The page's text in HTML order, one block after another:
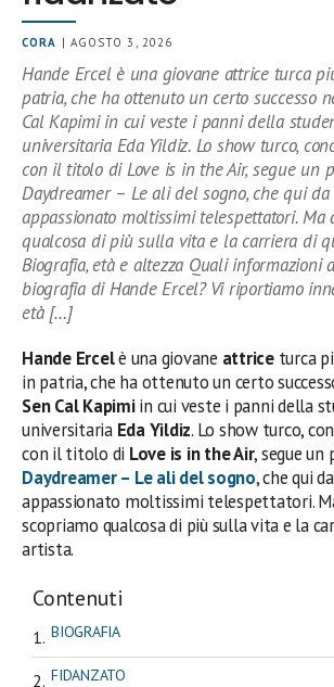
CORA | AGOSTO 3, 2026
Hande Ercel è una giovane attrice turca
patria, che ha ottenuto un certo successo
Cal Kapimi in cui veste i panni della
universitaria Eda Yildiz. Lo show turco,
con il titolo di Love is in the Air, segue un
Daydreamer – Le ali del sogno, che qui
appassionato moltissimi telespettatori. Ma
qualcosa di più sulla vita e la carriera di
Biografia, età e altezza Quali informazioni
biografia di Hande Ercel? Vi riportiamo
età […]
Hande Ercelè una giovane attriceturca
in patria, che ha ottenuto un certo
Sen Cal Kapimiin cui veste i panni della
universitaria Eda Yildiz. Lo show turco,
con il titolo di Love is in the Air, segue un
Daydreamer – Le ali del sogno, che qui
appassionato moltissimi telespettatori.
scopriamo qualcosa di più sulla vita e la
artista.
Contenuti
BIOGRAFIA
FIDANZATO